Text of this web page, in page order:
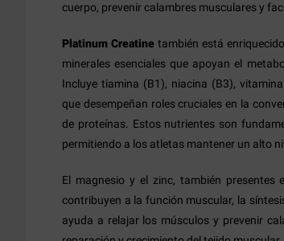
cuerpo, prevenir calambres musculares y
Platinum Creatinetambién está
minerales esenciales que apoyan el
Incluye tiamina (B1), niacina (B3),
que desempeñan roles cruciales en la
de proteínas. Estos nutrientes son
permitiendo a los atletas mantener un alto
El magnesio y el zinc, también presentes
contribuyen a la función muscular, la
ayuda a relajar los músculos y prevenir